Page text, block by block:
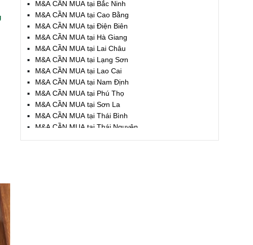
M&A CẦN MUA tại Bắc Ninh
M&A CẦN MUA tại Cao Bằng
M&A CẦN MUA tại Điện Biên
M&A CẦN MUA tại Hà Giang
M&A CẦN MUA tại Lai Châu
M&A CẦN MUA tại Lạng Sơn
M&A CẦN MUA tại Lao Cai
M&A CẦN MUA tại Nam Định
M&A CẦN MUA tại Phú Thọ
M&A CẦN MUA tại Sơn La
M&A CẦN MUA tại Thái Bình
M&A CẦN MUA tại Thái Nguyên